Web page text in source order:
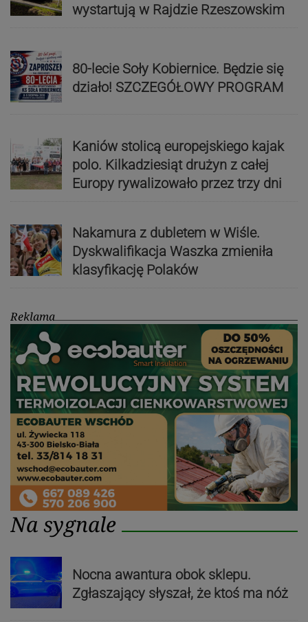
wystartują w Rajdzie Rzeszowskim
80-lecie Soły Kobiernice. Będzie się
działo! SZCZEGÓŁOWY PROGRAM
Kaniów stolicą europejskiego kajak
polo. Kilkadziesiąt drużyn z całej
Europy rywalizowało przez trzy dni
Nakamura z dubletem w Wiśle.
Dyskwalifikacja Waszka zmieniła
klasyfikację Polaków
Reklama
Na sygnale
Nocna awantura obok sklepu.
Zgłaszający słyszał, że ktoś ma nóż